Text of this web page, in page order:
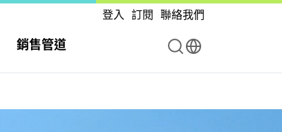
登入 訂閱 聯絡我們
銷售管道